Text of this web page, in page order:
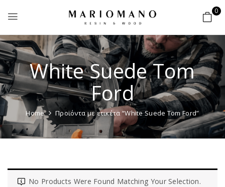
0
White Suede Tom
Ford
Home Προϊόντα με ετικέτα “White Suede Tom Ford”
No Products Were Found Matching Your Selection.